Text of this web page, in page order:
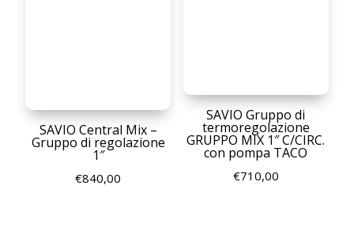
SAVIO Central Mix –
Gruppo di regolazione
1″
€840,00
SAVIO Gruppo di
termoregolazione
GRUPPO MIX 1″ C/CIRC.
con pompa TACO
€710,00